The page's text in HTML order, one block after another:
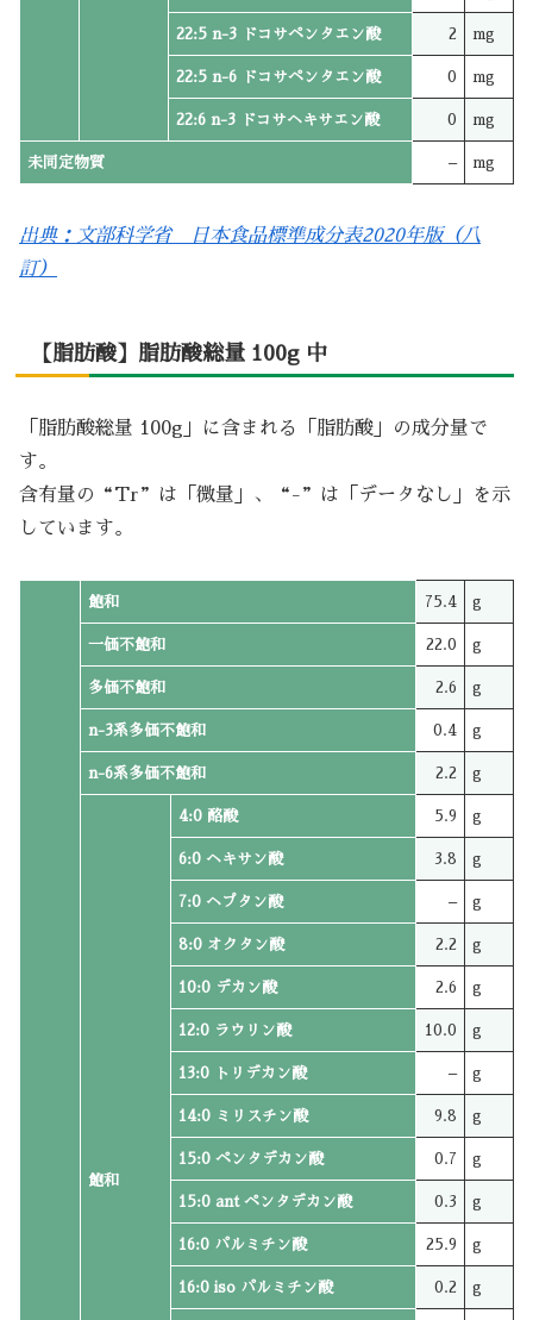
22:5 n-3 ドコサペンタエン酸 2 mg
22:5 n-6 ドコサペンタエン酸 0 mg
22:6 n-3 ドコサヘキサエン酸 0 mg
未同定物質 – mg
出典：文部科学省 日本食品標準成分表2020年版（八
訂）
【脂肪酸】脂肪酸総量 100g 中
「脂肪酸総量 100g」に含まれる「脂肪酸」の成分量で
す。
含有量の“Tr”は「微量」、“-”は「データなし」を示
しています。
飽和 75.4 g
一価不飽和 22.0 g
多価不飽和 2.6 g
n-3系多価不飽和 0.4 g
n-6系多価不飽和 2.2 g
飽和
4:0 酪酸 5.9 g
6:0 ヘキサン酸 3.8 g
7:0 ヘプタン酸 – g
8:0 オクタン酸 2.2 g
10:0 デカン酸 2.6 g
12:0 ラウリン酸 10.0 g
13:0 トリデカン酸 – g
14:0 ミリスチン酸 9.8 g
15:0 ペンタデカン酸 0.7 g
15:0 ant ペンタデカン酸 0.3 g
16:0 パルミチン酸 25.9 g
16:0 iso パルミチン酸 0.2 g